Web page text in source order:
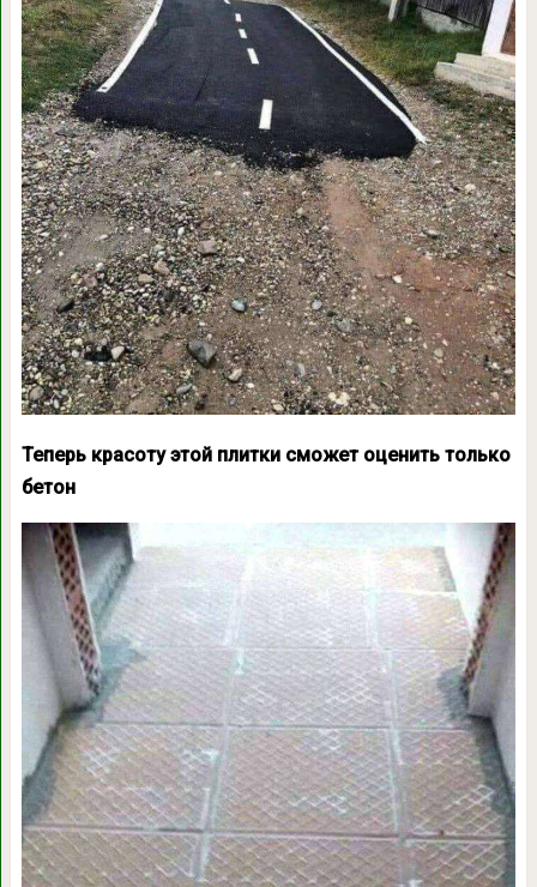
Теперь красоту этой плитки сможет оценить только
бетон